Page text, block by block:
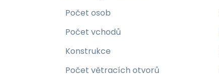
Počet osob
Počet vchodů
Konstrukce
Počet větracích otvorů